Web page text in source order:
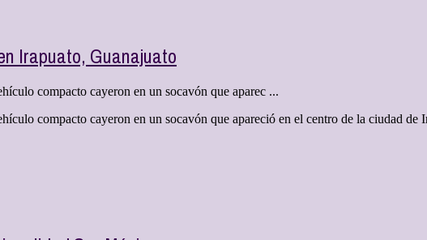
Irapuato, Guanajuato
compacto cayeron en un socavón que aparec ...
compacto cayeron en un socavón que apareció en el centro de la ciudad de